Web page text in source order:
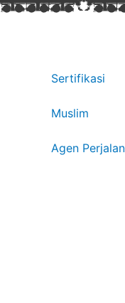
Sertifikasi
Muslim
Agen